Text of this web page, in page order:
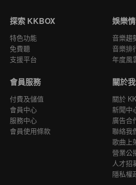
探索 KKBOX
特色功能
免費聽
支援平台
娛樂
音樂趨
音樂排
年度風
會員服務
付費及儲值
會員中心
服務中心
會員使用條款
關於
關於
新聞中
廣告合
聯絡我
歌曲上
營業公
人才招
隱私權